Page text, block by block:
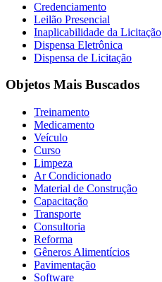
Credenciamento
Leilão Presencial
Inaplicabilidade da Licitação
Dispensa Eletrônica
Dispensa de Licitação
Objetos Mais Buscados
Treinamento
Medicamento
Veículo
Curso
Limpeza
Ar Condicionado
Material de Construção
Capacitação
Transporte
Consultoria
Reforma
Gêneros Alimentícios
Pavimentação
Software